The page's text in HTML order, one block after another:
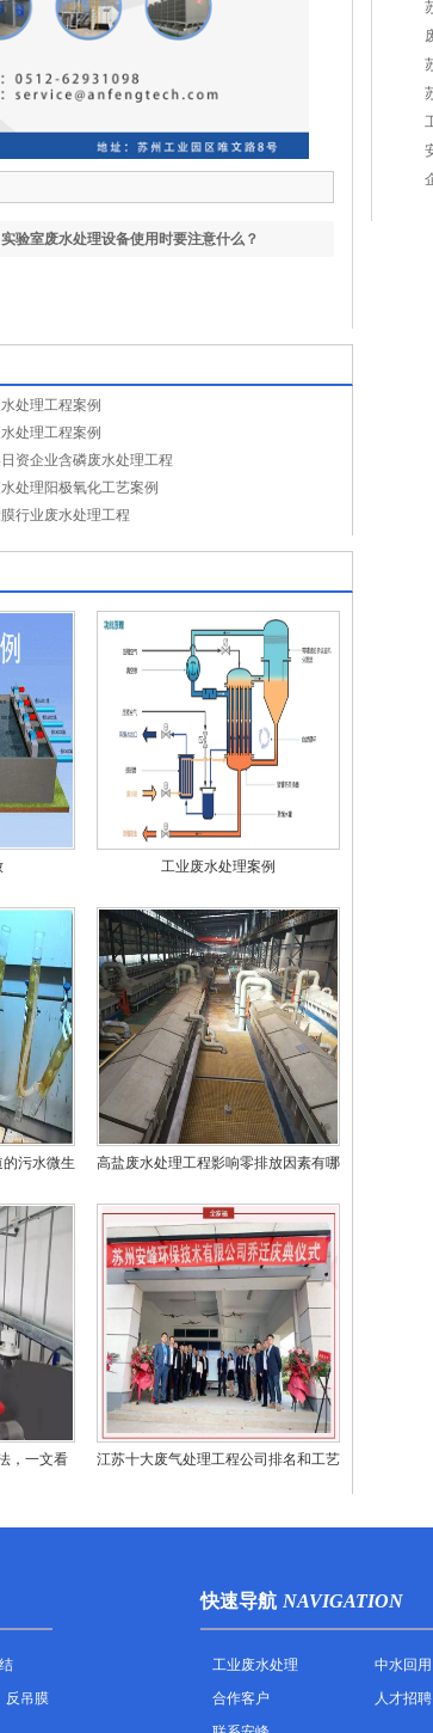
实验室废水处理设备使用时要注意什么？
处理工程案例
处理工程案例
资企业含磷废水处理工程
处理阳极氧化工艺案例
行业废水处理工程
工业废水处理案例
污水微生
高盐废水处理工程影响零排放因素有哪
，一文看
江苏十大废气处理工程公司排名和工艺
反吊膜
快速导航 NAVIGATION
工业废水处理 中水回用
合作客户
人才招聘